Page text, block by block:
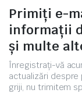
Primiți e-
informații
și multe
Înregistrați-vă
actualizări despre
griji, nu trimitem